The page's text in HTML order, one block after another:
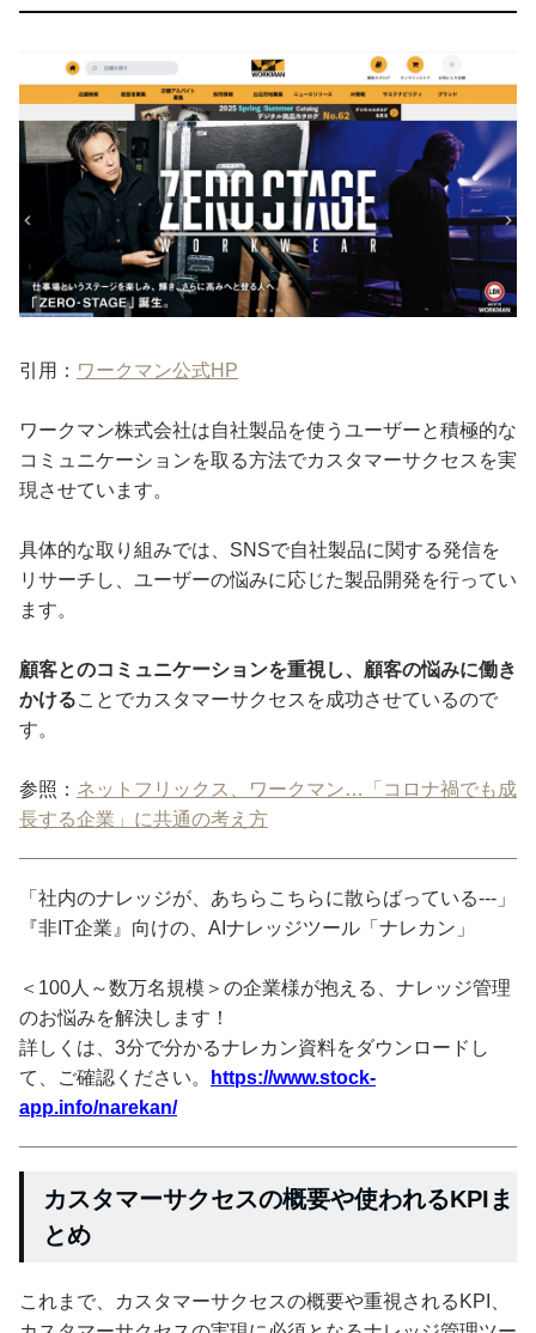
引用： ワークマン公式HP
ワークマン株式会社は自社製品を使うユーザーと積極的な
コミュニケーションを取る方法でカスタマーサクセスを実
現させています。
具体的な取り組みでは、SNSで自社製品に関する発信を
リサーチし、ユーザーの悩みに応じた製品開発を行ってい
ます。
顧客とのコミュニケーションを重視し、顧客の悩みに働き
かけることでカスタマーサクセスを成功させているので
す。
参照： ネットフリックス、ワークマン…「コロナ禍でも成
長する企業」に共通の考え方
「社内のナレッジが、あちらこちらに散らばっている---」
『非IT企業』向けの、AIナレッジツール「ナレカン」
＜100人～数万名規模＞の企業様が抱える、ナレッジ管理
のお悩みを解決します！
詳しくは、3分で分かるナレカン資料をダウンロードし
て、ご確認ください。
https://www.stock-
app.info/narekan/
カスタマーサクセスの概要や使われるKPIま
とめ
これまで、カスタマーサクセスの概要や重視されるKPI、